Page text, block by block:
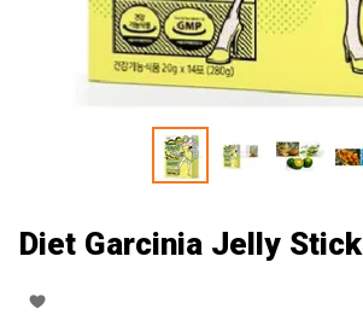
Diet Garcinia Jelly Stick